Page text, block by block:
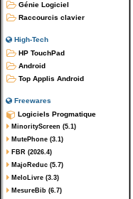
Génie Logiciel
Raccourcis clavier
High-Tech
HP TouchPad
Android
Top Applis Android
Freewares
Logiciels Progmatique
MinorityScreen (5.1)
MutePhone (3.1)
FBR (2026.4)
MajoReduc (5.7)
MeloLivre (3.3)
MesureBib (6.7)